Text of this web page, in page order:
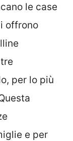
le case
offrono
per lo più
e per